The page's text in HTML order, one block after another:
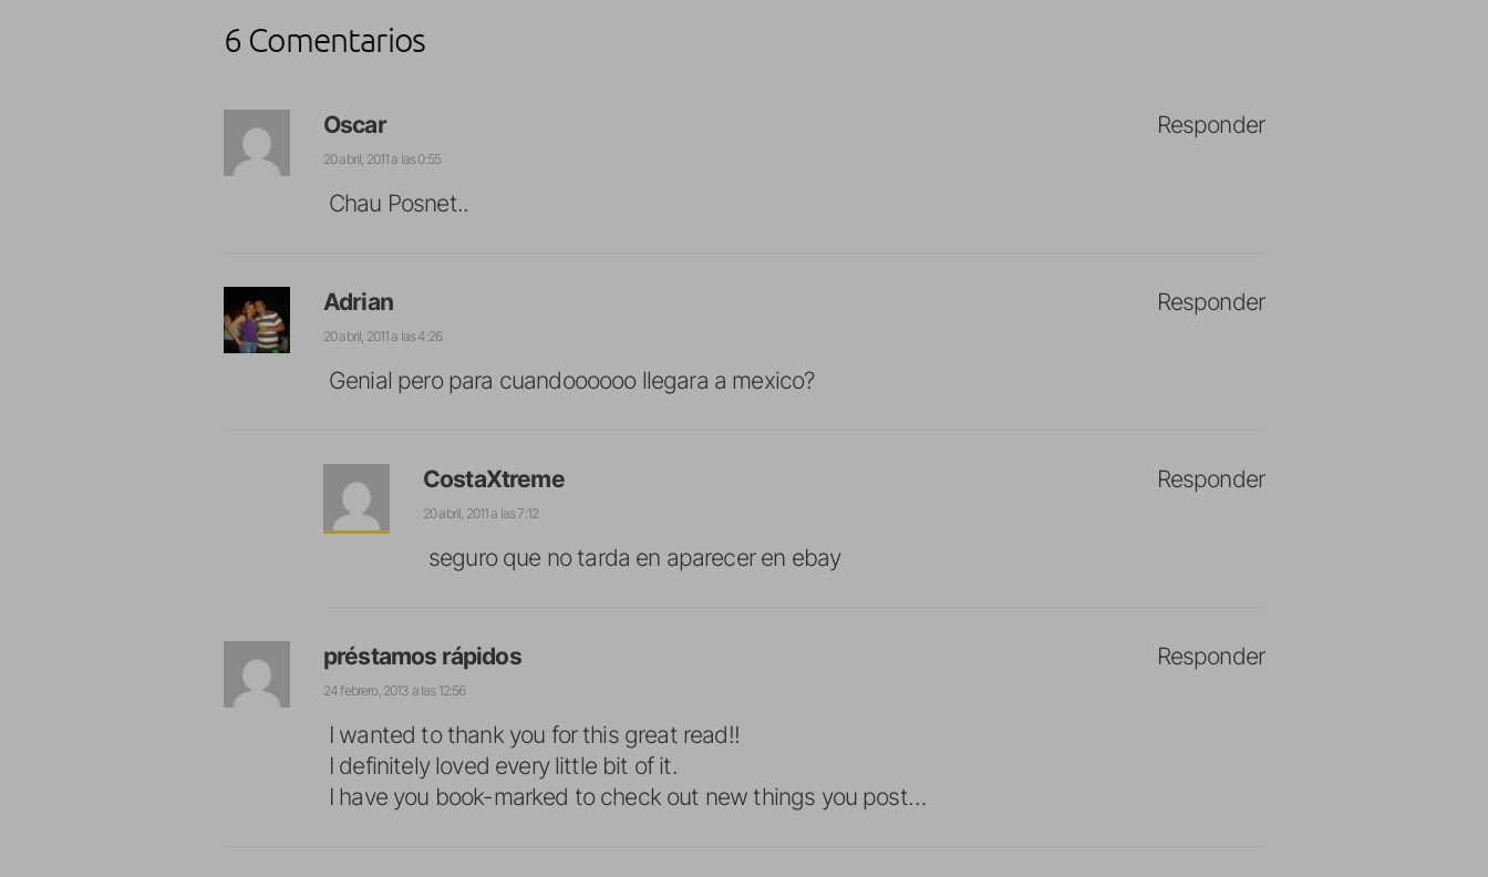
6 Comentarios
Oscar
20 abril, 2011 a las 0:55
Chau Posnet..
Responder
Adrian
20 abril, 2011 a las 4:26
Genial pero para cuandoooooo llegara a mexico?
Responder
CostaXtreme
20 abril, 2011 a las 7:12
seguro que no tarda en aparecer en ebay
Responder
préstamos rápidos
24 febrero, 2013 a las 12:56
I wanted to thank you for this great read!!
I definitely loved every little bit of it.
I have you book-marked to check out new things you post…
Responder